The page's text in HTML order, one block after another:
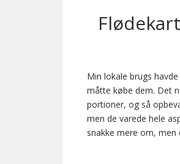
Min lokale brugs
måtte købe dem. Det
portioner, og så
men de varede hele
snakke mere om,